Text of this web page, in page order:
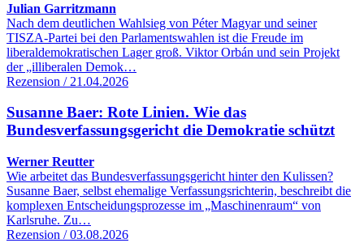
Julian Garritzmann
Nach dem deutlichen Wahlsieg von Péter Magyar und seiner
TISZA-Partei bei den Parlamentswahlen ist die Freude im
liberaldemokratischen Lager groß. Viktor Orbán und sein Projekt
der „illiberalen Demok…
Rezension / 21.04.2026
Susanne Baer: Rote Linien. Wie das
Bundesverfassungsgericht die Demokratie schützt
Werner Reutter
Wie arbeitet das Bundesverfassungsgericht hinter den Kulissen?
Susanne Baer, selbst ehemalige Verfassungsrichterin, beschreibt die
komplexen Entscheidungsprozesse im „Maschinenraum“ von
Karlsruhe. Zu…
Rezension / 03.08.2026